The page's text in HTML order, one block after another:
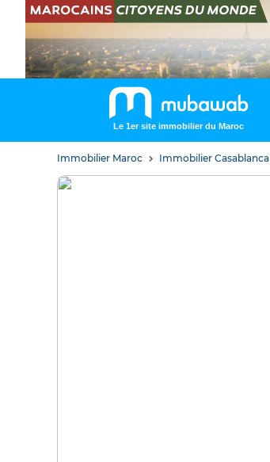
Le 1er site immobilier du Maroc
Immobilier Maroc Immobilier Casablanca